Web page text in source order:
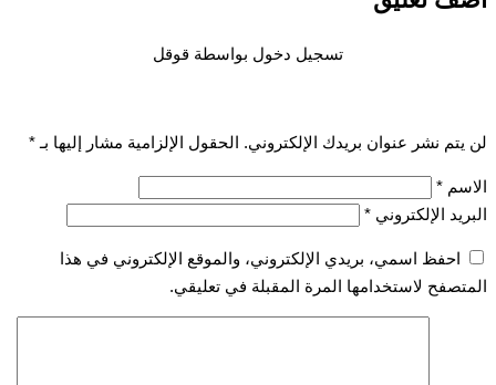
تسجيل دخول بواسطة قوقل
نشر عنوان بريدك الإلكتروني. الحقول الإلزامية مشار إليها بـ*
*
الإلكتروني *
احفظ اسمي، بريدي الإلكتروني، والموقع الإلكتروني في هذا
لاستخدامها المرة المقبلة في تعليقي.